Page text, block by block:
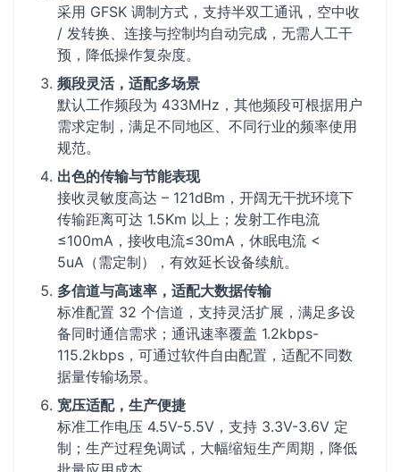
采用 GFSK 调制方式，支持半双工通讯，空中收
/ 发转换、连接与控制均自动完成，无需人工干
预，降低操作复杂度。
频段灵活，适配多场景
默认工作频段为 433MHz，其他频段可根据用户
需求定制，满足不同地区、不同行业的频率使用
规范。
出色的传输与节能表现
接收灵敏度高达 – 121dBm，开阔无干扰环境下
传输距离可达 1.5Km 以上；发射工作电流
≤100mA，接收电流≤30mA，休眠电流 <
5uA（需定制），有效延长设备续航。
多信道与高速率，适配大数据传输
标准配置 32 个信道，支持灵活扩展，满足多设
备同时通信需求；通讯速率覆盖 1.2kbps-
115.2kbps，可通过软件自由配置，适配不同数
据量传输场景。
宽压适配，生产便捷
标准工作电压 4.5V-5.5V，支持 3.3V-3.6V 定
制；生产过程免调试，大幅缩短生产周期，降低